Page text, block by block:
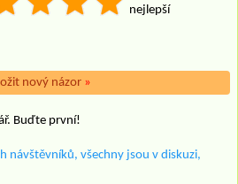
nejlepší
nový názor »
Buďte první!
návštěvníků, všechny jsou v diskuzi,